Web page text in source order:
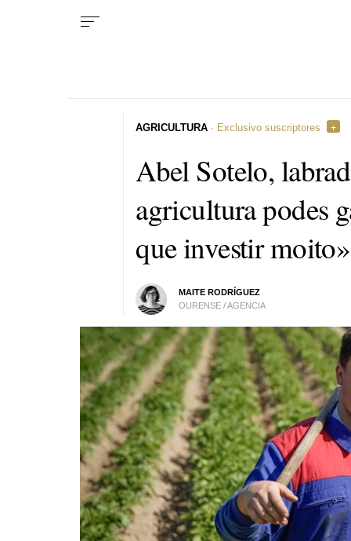
Abel Sotelo,
agricultura podes
que investir moito»
MAITE RODRÍGUEZ
OURENSE / AGENCIA
AGRICULTURA · Exclusivo suscriptores